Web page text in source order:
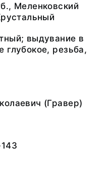
Меленковский
выдувание в
глубокое, резьба,
(Гравер)